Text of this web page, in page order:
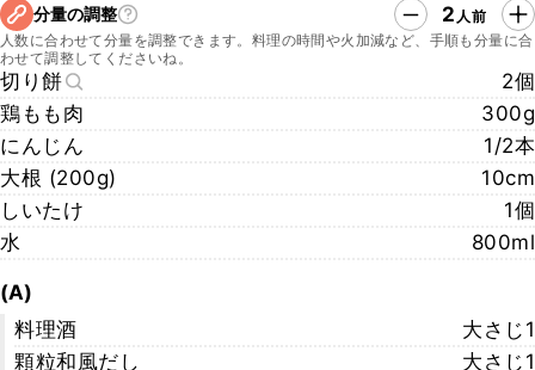
分量の調整 2 人前
人数に合わせて分量を調整できます。料理の時間や火加減など、手順も分量に合
わせて調整してくださいね。
切り餅
2個
鶏もも肉
300g
にんじん
1/2本
大根 (200g)
10cm
しいたけ
1個
水
800ml
(A)
料理酒
大さじ1
顆粒和風だし
大さじ1